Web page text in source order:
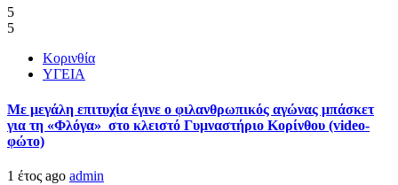
5
5
Κορινθία
ΥΓΕΙΑ
Με μεγάλη επιτυχία έγινε ο φιλανθρωπικός αγώνας μπάσκετ
για τη «Φλόγα» στο κλειστό Γυμναστήριο Κορίνθου (video-
φώτο)
1 έτος ago admin